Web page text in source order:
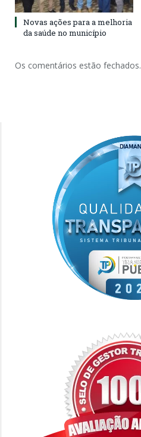
Novas ações para a melhoria
da saúde no município
Os comentários estão fechados.